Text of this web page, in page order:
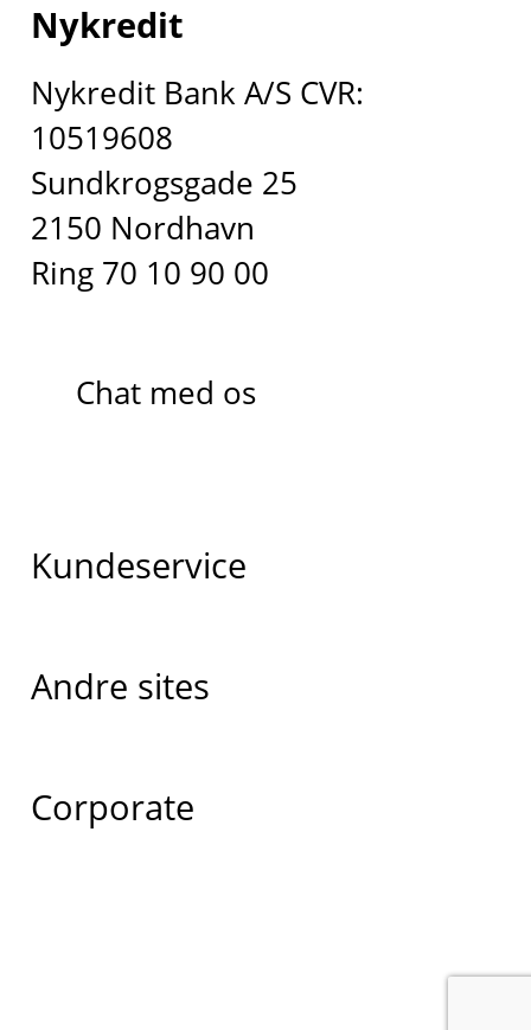
Nykredit
Nykredit Bank A/S CVR:
10519608
Sundkrogsgade 25
2150 Nordhavn
Ring 70 10 90 00
Chat med os
Kundeservice
Andre sites
Corporate